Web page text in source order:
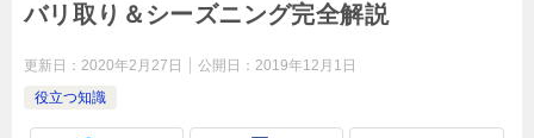
バリ取り＆シーズニング完全解説
更新日： 2020年2月27日 公開日： 2019年12月1日
役立つ知識